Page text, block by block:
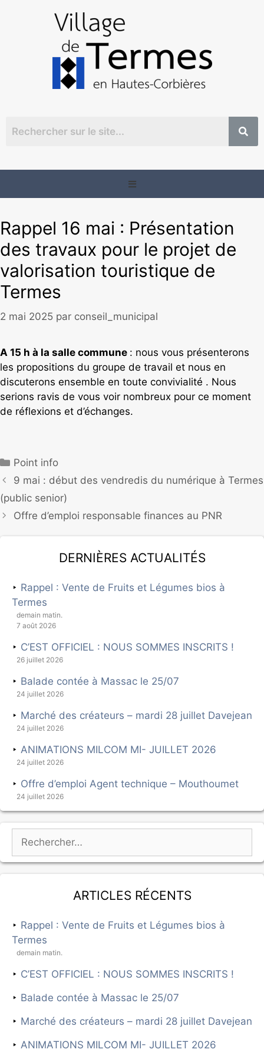
Rappel 16 mai : Présentation
des travaux pour le projet de
valorisation touristique de
Termes
2 mai 2025 par conseil_municipal
A 15 h à la salle commune : nous vous présenterons
les propositions du groupe de travail et nous en
discuterons ensemble en toute convivialité . Nous
serions ravis de vous voir nombreux pour ce moment
de réflexions et d’échanges.
Point info
9 mai : début des vendredis du numérique à Termes
(public senior)
Offre d’emploi responsable finances au PNR
Dernières actualités
Rappel : Vente de Fruits et Légumes bios à
Termes
demain matin.
7 août 2026
C’EST OFFICIEL : NOUS SOMMES INSCRITS !
26 juillet 2026
Balade contée à Massac le 25/07
24 juillet 2026
Marché des créateurs – mardi 28 juillet Davejean
24 juillet 2026
ANIMATIONS MILCOM MI- JUILLET 2026
24 juillet 2026
Offre d’emploi Agent technique – Mouthoumet
24 juillet 2026
Articles récents
Rappel : Vente de Fruits et Légumes bios à
Termes
demain matin.
C’EST OFFICIEL : NOUS SOMMES INSCRITS !
Balade contée à Massac le 25/07
Marché des créateurs – mardi 28 juillet Davejean
ANIMATIONS MILCOM MI- JUILLET 2026